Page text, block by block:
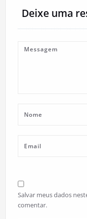
Deixe uma
Salvar meus dados
comentar.